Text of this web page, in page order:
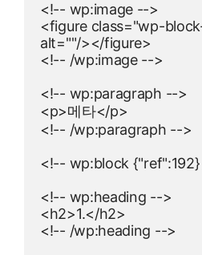
<!-- wp:image -->
<figure class="wp-
alt=""/></figure>
<!-- /wp:image -->
<!-- wp:paragraph -->
<p>메타</p>
<!-- /wp:paragraph -->
<!-- wp:block
<!-- wp:heading -->
<h2>1.</h2>
<!-- /wp:heading -->